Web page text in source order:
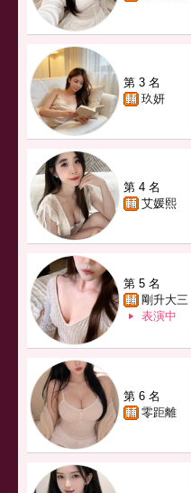
第 3 名
玖妍
第 4 名
艾媛熙
第 5 名
剛升大三
表演中
第 6 名
零距離